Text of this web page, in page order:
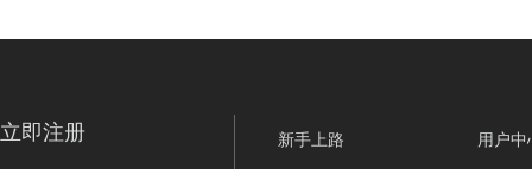
立即注册
新手上路 用户中